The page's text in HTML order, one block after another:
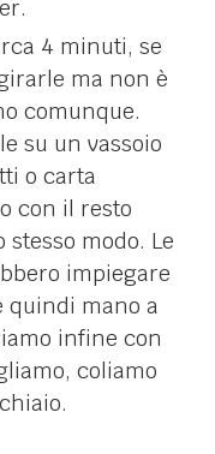
4 minuti, se
ma non è
comunque.
su un vassoio
o carta
con il resto
modo. Le
impiegare
quindi mano a
infine con
coliamo